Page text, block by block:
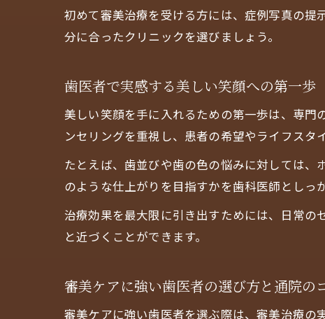
初めて審美治療を受ける方には、症例写真の提
分に合ったクリニックを選びましょう。
歯医者で実感する美しい笑顔への第一歩
美しい笑顔を手に入れるための第一歩は、専門
ンセリングを重視し、患者の希望やライフスタ
たとえば、歯並びや歯の色の悩みに対しては
のような仕上がりを目指すかを歯科医師としっ
治療効果を最大限に引き出すためには、日常
と近づくことができます。
審美ケアに強い歯医者の選び方と通院の
審美ケアに強い歯医者を選ぶ際は、審美治療の